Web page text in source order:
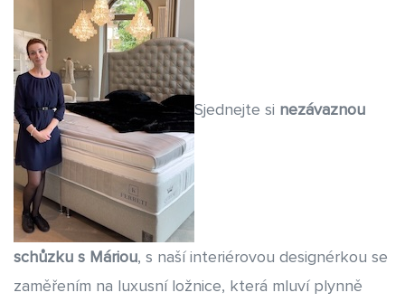
O NÁS
Sjednejte si nezávaznou
schůzku s Máriou, s naší interiérovou designérkou se
zaměřením na luxusní ložnice, která mluví plynně